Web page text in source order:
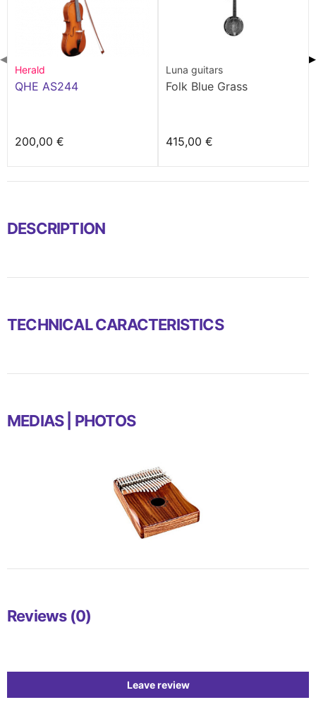
Herald
QHE AS244
200,00 €
Luna guitars
Folk Blue Grass
415,00 €
◀ ▶
DESCRIPTION
TECHNICAL CARACTERISTICS
MEDIAS | PHOTOS
Reviews (0)
Leave review